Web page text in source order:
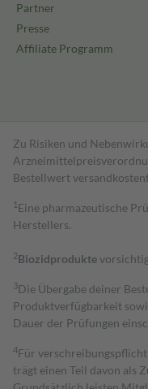
Partner
Presse
Affiliate Programm
Zu Risiken und
Bestell­wert
1 Eine pharmazeutische
Herstellers.
2Biozidprodukte
3Die Übergabe deiner
Produktverfügbarkeit
Dauer der Prüfungen
4Für
trägt einen Teil davon als